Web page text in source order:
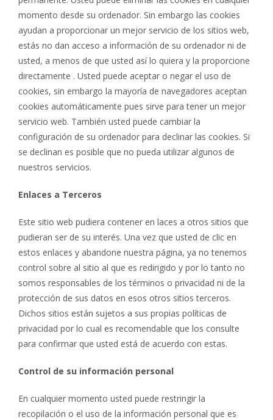
momento desde su ordenador. Sin embargo las cookies
ayudan a proporcionar un mejor servicio de los sitios web,
estás no dan acceso a información de su ordenador ni de
usted, a menos de que usted así lo quiera y la proporcione
directamente . Usted puede aceptar o negar el uso de
cookies, sin embargo la mayoría de navegadores aceptan
cookies automáticamente pues sirve para tener un mejor
servicio web. También usted puede cambiar la
configuración de su ordenador para declinar las cookies. Si
se declinan es posible que no pueda utilizar algunos de
nuestros servicios.
Enlaces a Terceros
Este sitio web pudiera contener en laces a otros sitios que
pudieran ser de su interés. Una vez que usted de clic en
estos enlaces y abandone nuestra página, ya no tenemos
control sobre al sitio al que es redirigido y por lo tanto no
somos responsables de los términos o privacidad ni de la
protección de sus datos en esos otros sitios terceros.
Dichos sitios están sujetos a sus propias políticas de
privacidad por lo cual es recomendable que los consulte
para confirmar que usted está de acuerdo con estas.
Control de su información personal
En cualquier momento usted puede restringir la
recopilación o el uso de la información personal que es